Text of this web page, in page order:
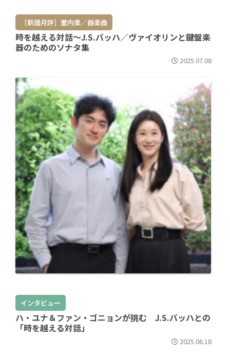
［新譜月評］室内楽／器楽曲
時を越える対話～J.S.バッハ／ヴァイオリンと鍵盤楽
器のためのソナタ集
2025.07.08
インタビュー
ハ・ユナ＆ファン・ゴニョンが挑む J.S.バッハとの
「時を越える対話」
2025.06.18